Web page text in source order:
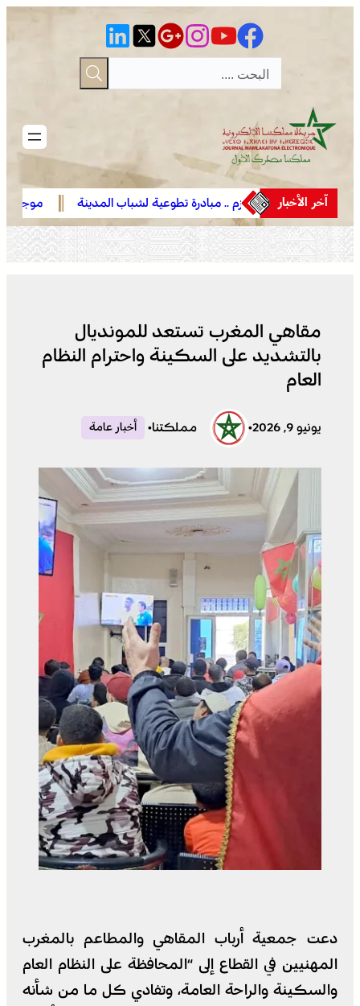
آخر الأخبار
وادي زم .. مبادرة تطوعية لشباب المدينة
تعيد الاعتبار لمقبرة الشهداء بعد الحريق
موجة حر وزخات
بعدد من مناطق
مقاهي المغرب تستعد للمونديال
بالتشديد على السكينة واحترام النظام
العام
يونيو 9, 2026 • مملكتنا• أخبار عامة
دعت جمعية أرباب المقاهي والمطاعم بالمغرب
المهنيين في القطاع إلى “المحافظة على النظام العام
والسكينة والراحة العامة، وتفادي كل ما من شأنه